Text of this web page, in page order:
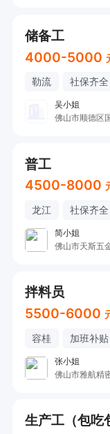
储备工
4000-5000
勒流 社保齐全
吴小姐
佛山市顺德区
普工
4500-8000
龙江 社保齐全
简小姐
佛山市天斯五
拌料员
5500-6000
容桂 加班补贴
张小姐
佛山市雅航精
生产工（包吃